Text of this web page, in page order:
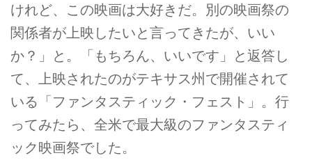
けれど、この映画は大好きだ。別の映画祭の
関係者が上映したいと言ってきたが、いい
か？」と。「もちろん、いいです」と返答し
て、上映されたのがテキサス州で開催されて
いる「ファンタスティック・フェスト」。行
ってみたら、全米で最大級のファンタスティ
ック映画祭でした。